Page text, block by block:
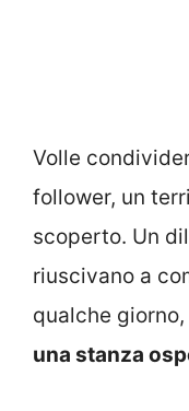
Volle
follower, un
scoperto. Un
riuscivano a
qualche giorno,
una stanza